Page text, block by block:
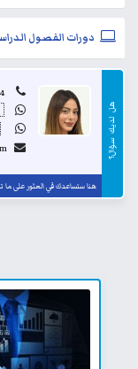
دورات الفصول
هل
لديك
سؤال؟
هنا ستساعدك في العثور على